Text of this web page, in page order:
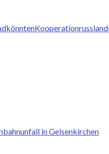
könntenKooperationrussland